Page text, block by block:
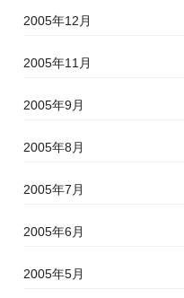
2005年12月
2005年11月
2005年9月
2005年8月
2005年7月
2005年6月
2005年5月